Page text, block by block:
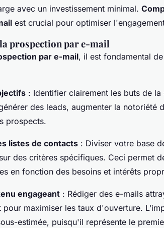
avec un investissement minimal.
est crucial pour optimiser
la prospection par e-mail
par e-mail, il est fondamental
: Identifier clairement les buts de
des leads, augmenter la notoriété
prospects.
listes de contacts : Diviser votre base
des critères spécifiques. Ceci permet
en fonction des besoins et intérêts
engageant : Rédiger des e-mails
pour maximiser les taux d'ouverture.
estimée, puisqu'il représente le